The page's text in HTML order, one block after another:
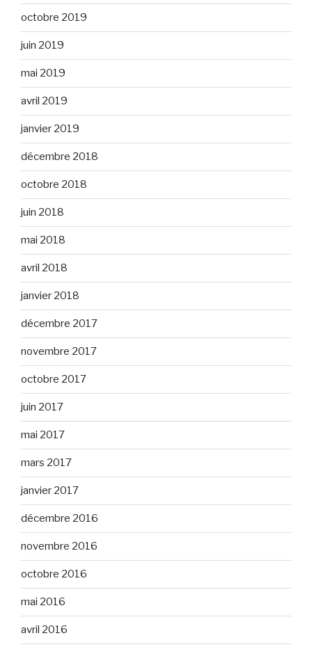
octobre 2019
juin 2019
mai 2019
avril 2019
janvier 2019
décembre 2018
octobre 2018
juin 2018
mai 2018
avril 2018
janvier 2018
décembre 2017
novembre 2017
octobre 2017
juin 2017
mai 2017
mars 2017
janvier 2017
décembre 2016
novembre 2016
octobre 2016
mai 2016
avril 2016